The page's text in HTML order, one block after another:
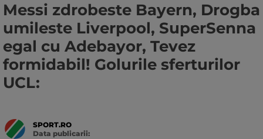
Messi zdrobeste Bayern, Drogba
umileste Liverpool, SuperSenna
egal cu Adebayor, Tevez
formidabil! Golurile sferturilor
UCL:
SPORT.RO
Data publicarii: